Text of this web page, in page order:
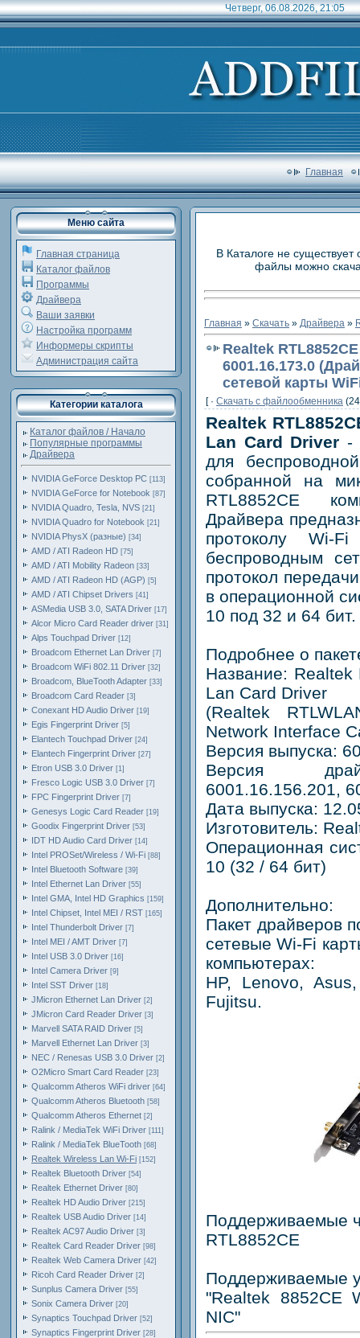
Четверг, 06.08.2026, 21:05
Главная
Меню сайта
Главная страница
Каталог файлов
Программы
Драйвера
Ваши заявки
Настройка программ
Информеры скрипты
Администрация сайта
Категории каталога
Каталог файлов / Начало
Популярные программы
Драйвера
NVIDIA GeForce Desktop PC [113]
NVIDIA GeForce for Notebook [87]
NVIDIA Quadro, Tesla, NVS [21]
NVIDIA Quadro for Notebook [21]
NVIDIA PhysX (разные) [34]
AMD / ATI Radeon HD [75]
AMD / ATI Mobility Radeon [33]
AMD / ATI Radeon HD (AGP) [5]
AMD / ATI Chipset Drivers [41]
ASMedia USB 3.0, SATA Driver [17]
Alcor Micro Card Reader driver [31]
Alps Touchpad Driver [12]
Broadcom Ethernet Lan Driver [7]
Broadcom WiFi 802.11 Driver [32]
Broadcom, BlueTooth Adapter [33]
Broadcom Card Reader [3]
Conexant HD Audio Driver [19]
Egis Fingerprint Driver [5]
Elantech Touchpad Driver [24]
Elantech Fingerprint Driver [27]
Etron USB 3.0 Driver [1]
Fresco Logic USB 3.0 Driver [7]
FPC Fingerprint Driver [7]
Genesys Logic Card Reader [19]
Goodix Fingerprint Driver [53]
IDT HD Audio Card Driver [14]
Intel PROSet/Wireless / Wi-Fi [88]
Intel Bluetooth Software [39]
Intel Ethernet Lan Driver [55]
Intel GMA, Intel HD Graphics [159]
Intel Chipset, Intel MEI / RST [165]
Intel Thunderbolt Driver [7]
Intel MEI / AMT Driver [7]
Intel USB 3.0 Driver [16]
Intel Camera Driver [9]
Intel SST Driver [18]
JMicron Ethernet Lan Driver [2]
JMicron Card Reader Driver [3]
Marvell SATA RAID Driver [5]
Marvell Ethernet Lan Driver [3]
NEC / Renesas USB 3.0 Driver [2]
O2Micro Smart Card Reader [23]
Qualcomm Atheros WiFi driver [64]
Qualcomm Atheros Bluetooth [58]
Qualcomm Atheros Ethernet [2]
Ralink / MediaTek WiFi Driver [111]
Ralink / MediaTek BlueTooth [68]
Realtek Wireless Lan Wi-Fi [152]
Realtek Bluetooth Driver [54]
Realtek Ethernet Driver [80]
Realtek HD Audio Driver [215]
Realtek USB Audio Driver [14]
Realtek AC97 Audio Driver [3]
Realtek Card Reader Driver [98]
Realtek Web Camera Driver [42]
Ricoh Card Reader Driver [2]
Sunplus Camera Driver [55]
Sonix Camera Driver [20]
Synaptics Touchpad Driver [52]
Synaptics Fingerprint Driver [28]
В Каталоге не
файлы можно
Главная » Скачать » Драйвера »
Realtek
6001.16.173.0
сетевой карты
[ · Скачать c файлообменника
Realtek
Lan Card Driver -
для
собранной на
RTL8852CE
Драйвера
протоколу Wi-
беспроводным
протокол
в операционной
10 под 32 и 64 бит.
Подробнее о
Название:
Lan Card Driver
(Realtek
Network Interface
Версия выпуска:
Версия
6001.16.156.201,
Дата выпуска:
Изготовитель:
Операционная
10 (32 / 64 бит)
Дополнительно:
Пакет драйверов
сетевые Wi-Fi
компьютерах:
HP, Lenovo,
Fujitsu.
Поддерживаемые
RTL8852CE
Поддерживаемые
"Realtek 8852CE
NIC"